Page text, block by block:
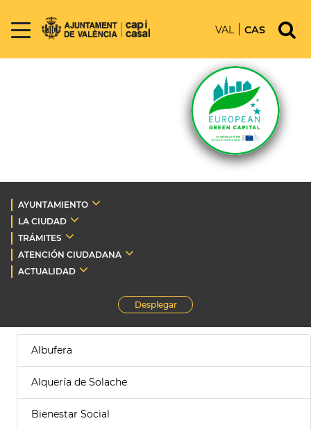
VAL CAS
AYUNTAMIENTO
LA CIUDAD
TRÁMITES
ATENCIÓN CIUDADANA
ACTUALIDAD
Desplegar
Albufera
Alquería de Solache
Bienestar Social